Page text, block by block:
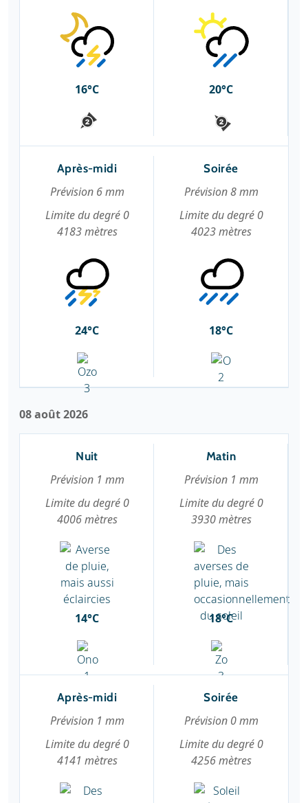
16°C 20°C
Après-midi
Prévision 6 mm
Limite du degré 0
4183 mètres
24°C
Soirée
Prévision 8 mm
Limite du degré 0
4023 mètres
18°C
08 août 2026
Nuit
Prévision 1 mm
Limite du degré 0
4006 mètres
14°C
Matin
Prévision 1 mm
Limite du degré 0
3930 mètres
18°C
Après-midi
Prévision 1 mm
Limite du degré 0
4141 mètres
Soirée
Prévision 0 mm
Limite du degré 0
4256 mètres